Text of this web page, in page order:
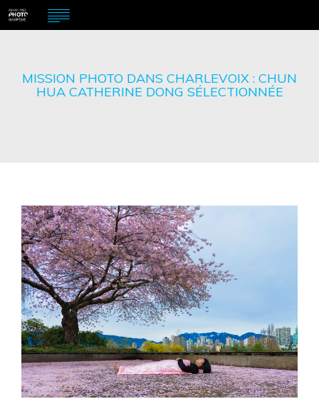
MISSION PHOTO DANS CHARLEVOIX : CHUN
HUA CATHERINE DONG SÉLECTIONNÉE